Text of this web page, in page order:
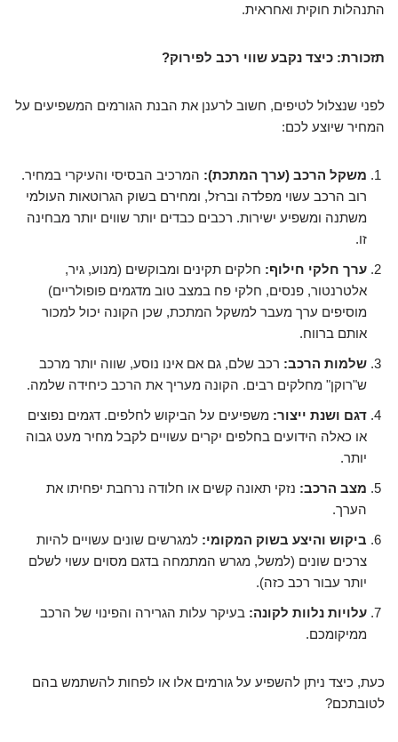
התנהלות חוקית ואחראית.
תזכורת: כיצד נקבע שווי רכב לפירוק?
לפני שנצלול לטיפים, חשוב לרענן את הבנת הגורמים המשפיעים על
המחיר שיוצע לכם:
משקל הרכב (ערך המתכת): המרכיב הבסיסי והעיקרי במחיר.
רוב הרכב עשוי מפלדה וברזל, ומחירם בשוק הגרוטאות העולמי
משתנה ומשפיע ישירות. רכבים כבדים יותר שווים יותר מבחינה
זו.
ערך חלקי חילוף: חלקים תקינים ומבוקשים (מנוע, גיר,
אלטרנטור, פנסים, חלקי פח במצב טוב מדגמים פופולריים)
מוסיפים ערך מעבר למשקל המתכת, שכן הקונה יכול למכור
אותם ברווח.
שלמות הרכב: רכב שלם, גם אם אינו נוסע, שווה יותר מרכב
ש"רוקן" מחלקים רבים. הקונה מעריך את הרכב כיחידה שלמה.
דגם ושנת ייצור: משפיעים על הביקוש לחלפים. דגמים נפוצים
או כאלה הידועים בחלפים יקרים עשויים לקבל מחיר מעט גבוה
יותר.
מצב הרכב: נזקי תאונה קשים או חלודה נרחבת יפחיתו את
הערך.
ביקוש והיצע בשוק המקומי: למגרשים שונים עשויים להיות
צרכים שונים (למשל, מגרש המתמחה בדגם מסוים עשוי לשלם
יותר עבור רכב כזה).
עלויות נלוות לקונה: בעיקר עלות הגרירה והפינוי של הרכב
ממיקומכם.
כעת, כיצד ניתן להשפיע על גורמים אלו או לפחות להשתמש בהם
לטובתכם?